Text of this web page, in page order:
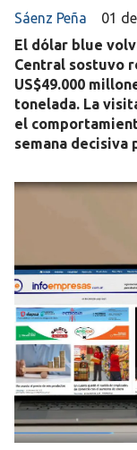
Sáenz Peña
01
El dólar blue
Central sostuvo
US$49.000
tonelada. La
el
semana decisiva